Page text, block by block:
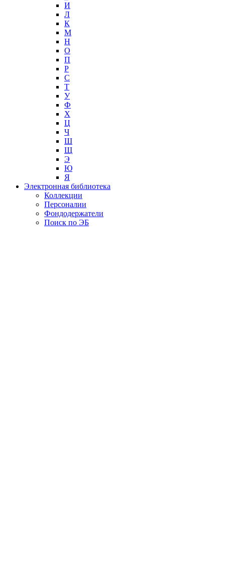
И
Л
К
М
Н
О
П
Р
С
Т
У
Ф
Х
Ц
Ч
Ш
Щ
Э
Ю
Я
Электронная библиотека
Коллекции
Персоналии
Фондодержатели
Поиск по ЭБ